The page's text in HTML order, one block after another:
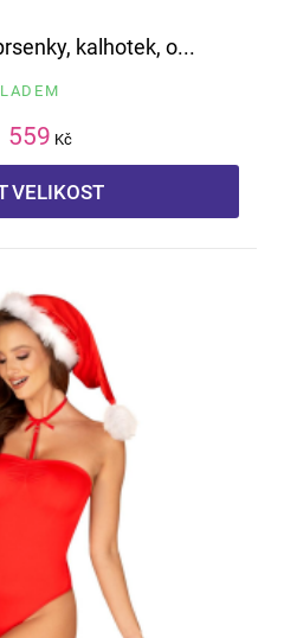
kalhotek, o...
559 Kč
VELIKOST